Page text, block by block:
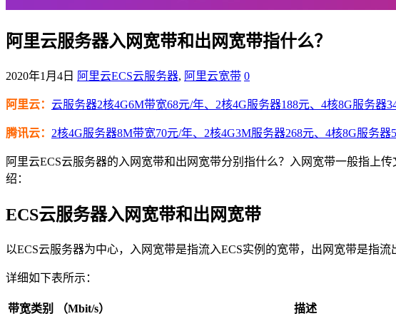
阿里云服务器入网宽带和出网宽带指什么？
2020年1月4日 阿里云ECS云服务器, 阿里云宽带 0
阿里云： 云服务器2核4G6M带宽68元/年、2核4G服务器188元、4核8G服务器
腾讯云： 2核4G服务器8M带宽70元/年、2核4G3M服务器268元、4核8G服务
阿里云ECS云服务器的入网宽带和出网宽带分别指什么？入网宽带一般指上
绍：
ECS云服务器入网宽带和出网宽带
以ECS云服务器为中心，入网宽带是指流入ECS实例的宽带，出网宽带是指
详细如下表所示：
带宽类别 （Mbit/s） 描述